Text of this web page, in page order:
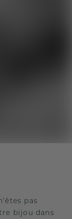
pas
bijou dans